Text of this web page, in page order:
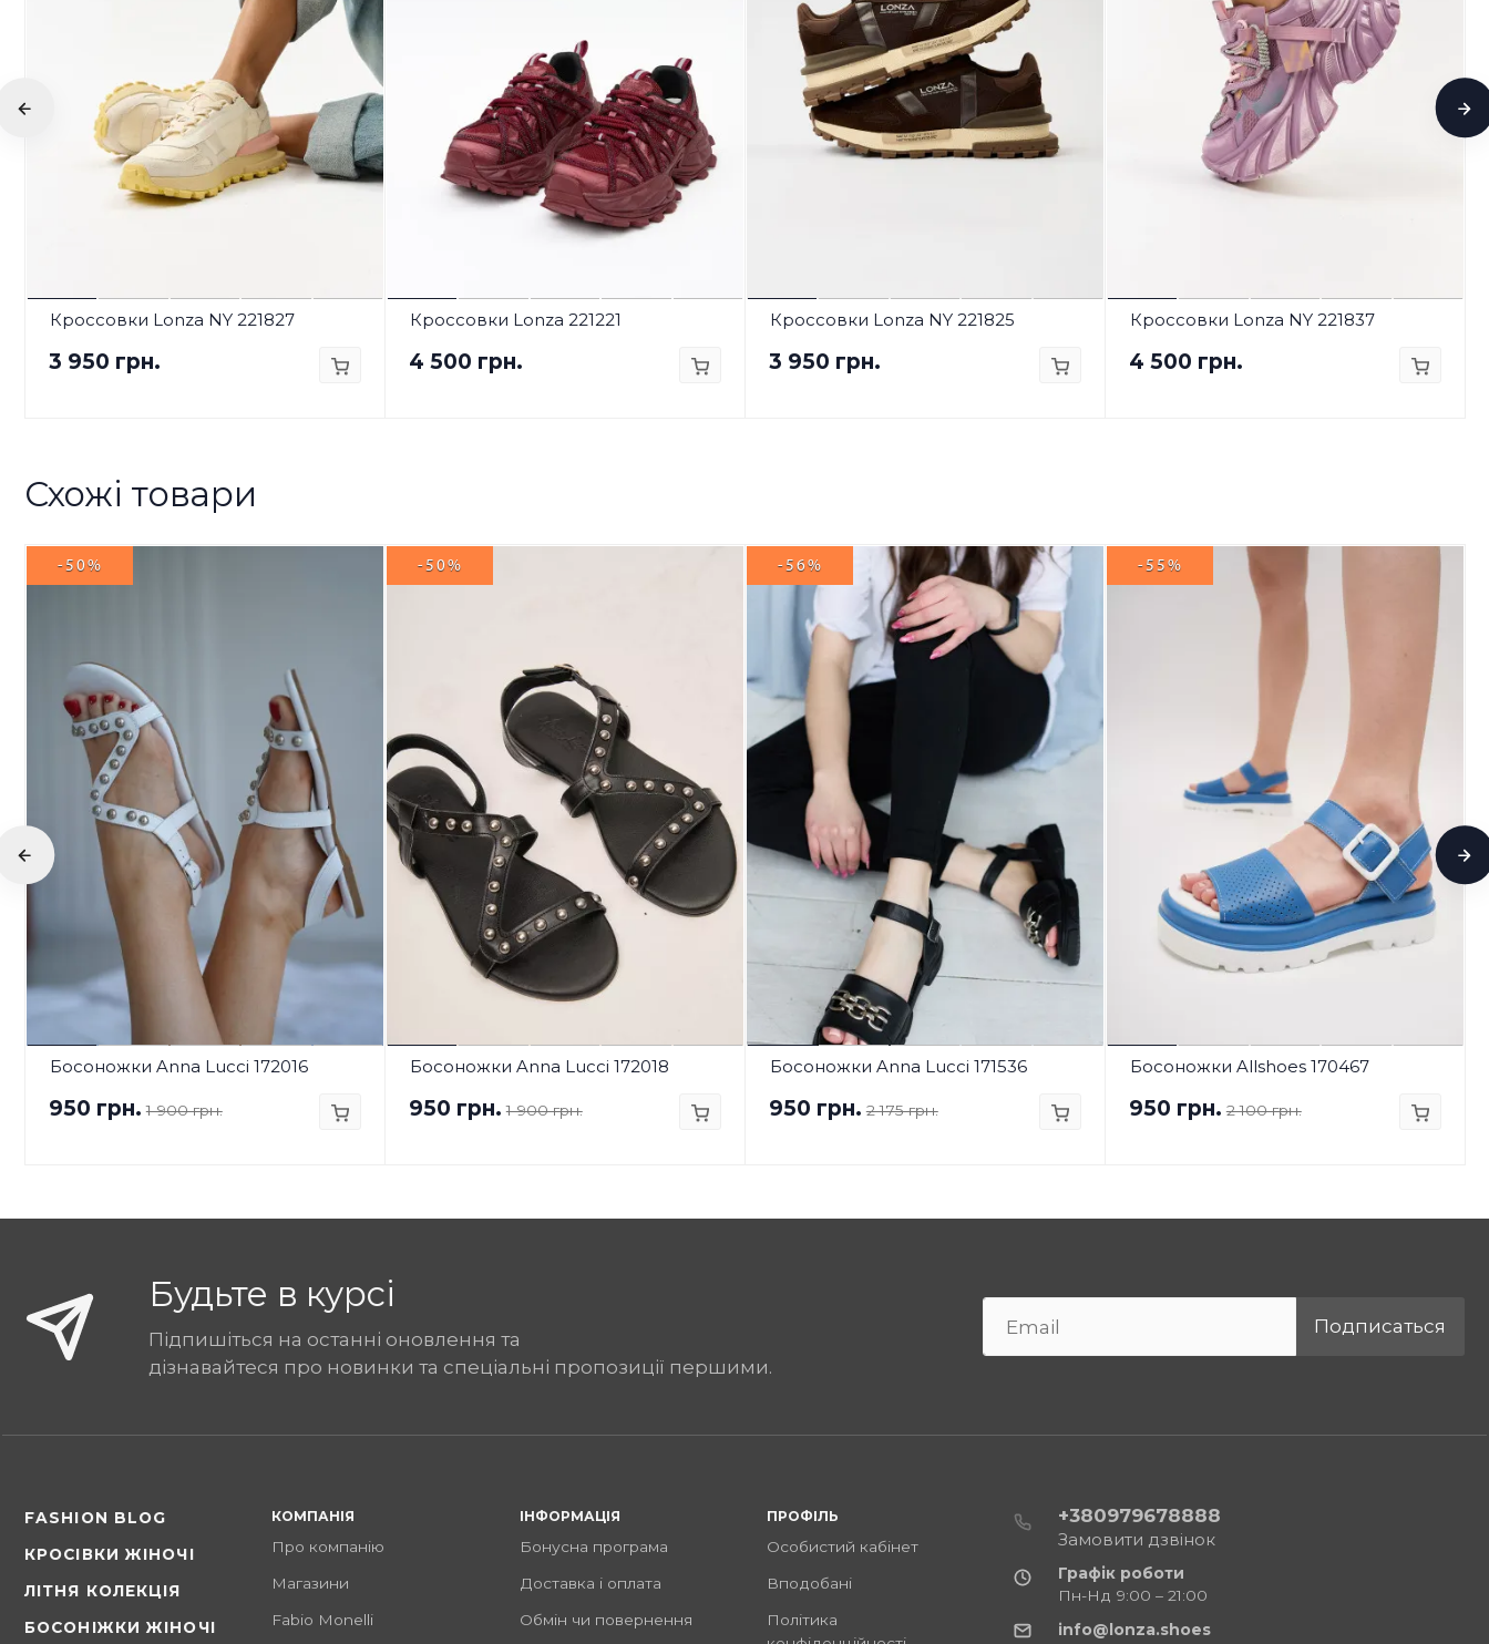
Кроссовки Lonza NY 221827
3 950 грн.
Кроссовки Lonza 221221
4 500 грн.
Кроссовки Lonza NY 221825
3 950 грн.
Кроссовки Lonza NY 221837
4 500 грн.
Схожі товари
-50%
Босоножки Anna Lucci 172016
950 грн. 1 900 грн.
-50%
Босоножки Anna Lucci 172018
950 грн. 1 900 грн.
-56%
Босоножки Anna Lucci 171536
950 грн. 2 175 грн.
-55%
Босоножки Allshoes 170467
950 грн. 2 100 грн.
Будьте в курсі
Підпишіться на останні оновлення та
дізнавайтеся про новинки та спеціальні пропозиції першими.
Подписаться
FASHION BLOG
КРОСІВКИ ЖІНОЧІ
ЛІТНЯ КОЛЕКЦІЯ
БОСОНІЖКИ ЖІНОЧІ
КОМПАНІЯ
Про компанію
Магазини
Fabio Monelli
ІНФОРМАЦІЯ
Бонусна програма
Доставка і оплата
Обмін чи повернення
ПРОФІЛЬ
Особистий кабінет
Вподобані
Політика
+380979678888
Замовити дзвінок
Графік роботи
Пн-Нд 9:00 – 21:00
info@lonza.shoes